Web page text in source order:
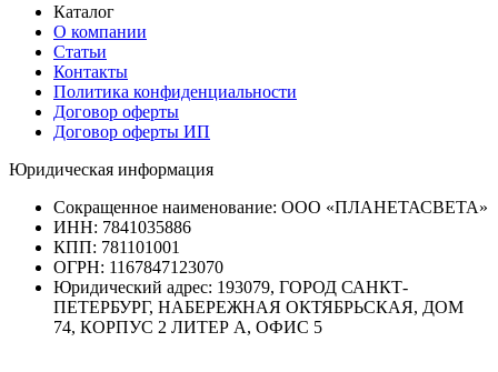
Каталог
О компании
Статьи
Контакты
Политика конфиденциальности
Договор оферты
Договор оферты ИП
Юридическая информация
Сокращенное наименование: ООО «ПЛАНЕТАСВЕТА»
ИНН: 7841035886
КПП: 781101001
ОГРН: 1167847123070
Юридический адрес: 193079, ГОРОД САНКТ-
ПЕТЕРБУРГ, НАБЕРЕЖНАЯ ОКТЯБРЬСКАЯ, ДОМ
74, КОРПУС 2 ЛИТЕР А, ОФИС 5